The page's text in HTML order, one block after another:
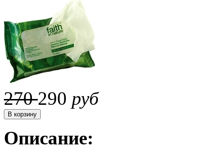
270290 руб
Описание: